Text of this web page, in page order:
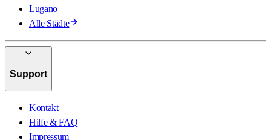
Lugano
Alle Städte
Support
Kontakt
Hilfe & FAQ
Impressum